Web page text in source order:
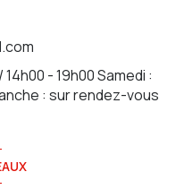
- 19h00 Samedi :
: sur rendez-vous